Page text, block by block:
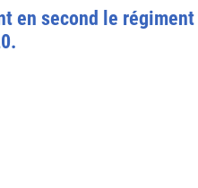
en second le